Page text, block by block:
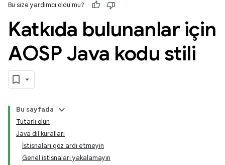
Bu size yardımcı oldu mu?
Katkıda bulunanlar için
AOSP Java kodu stili
Bu sayfada
Tutarlı olun
Java dil kuralları
İstisnaları göz ardı etmeyin
Genel istisnaları yakalamayın